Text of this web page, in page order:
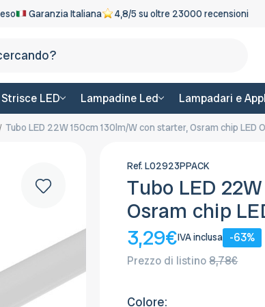
Garanzia Italiana 4,8/5 su oltre 23000 recensioni
Strisce LED Lampadine Led Lampadari e
Tubo LED 22W 150cm 130lm/W con starter, Osram chip LED
Ref. L02923PPACK
Tubo LED
Osram chip
3,29€IVA inclusa
-63%
Prezzo di listino8,78€
Colore: